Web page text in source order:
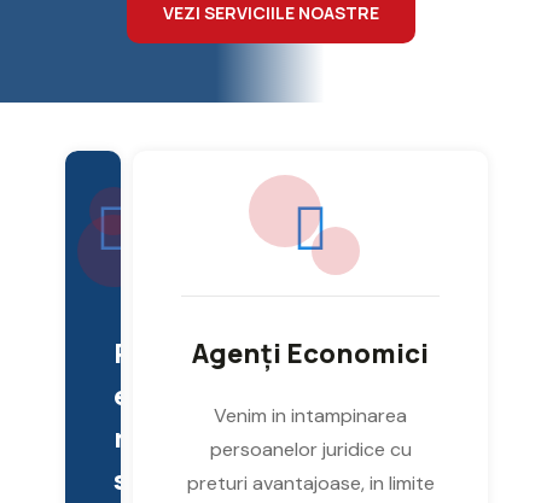
VEZI SERVICIILE NOASTRE
Agenți Economici
Venim in intampinarea
persoanelor juridice cu
preturi avantajoase, in limite
P
e
r
s